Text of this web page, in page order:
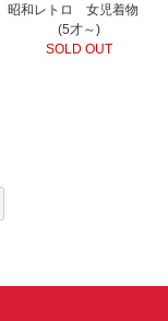
昭和レトロ 女児着物
(5才～)
SOLD OUT